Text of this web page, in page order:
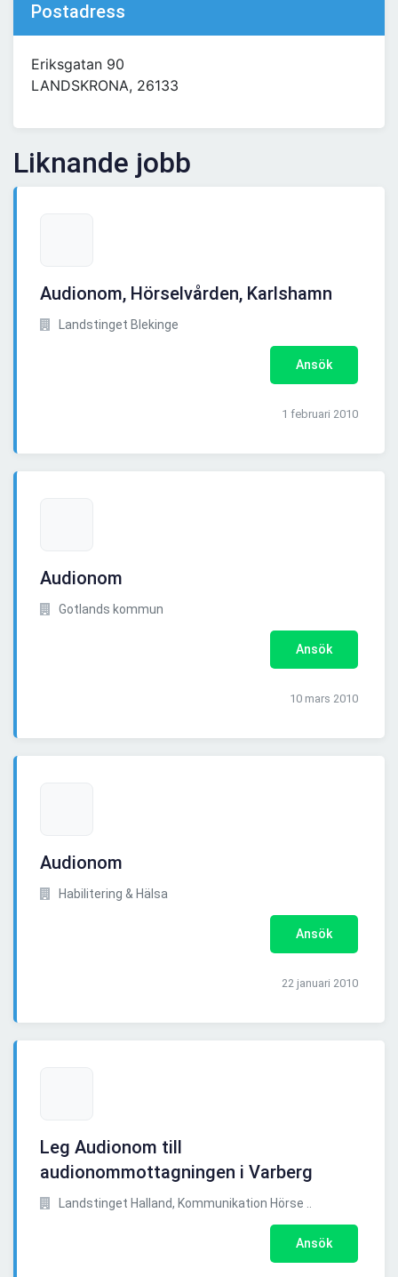
Postadress
Eriksgatan 90
LANDSKRONA, 26133
Liknande jobb
Audionom, Hörselvården, Karlshamn
Landstinget Blekinge
Ansök
1 februari 2010
Audionom
Gotlands kommun
Ansök
10 mars 2010
Audionom
Habilitering & Hälsa
Ansök
22 januari 2010
Leg Audionom till
audionommottagningen i Varberg
Landstinget Halland, Kommunikation Hörse ..
Ansök